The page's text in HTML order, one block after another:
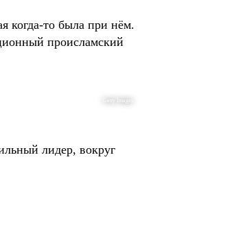
когда-то была при нём.
происламский
Getty Images
лидер, вокруг